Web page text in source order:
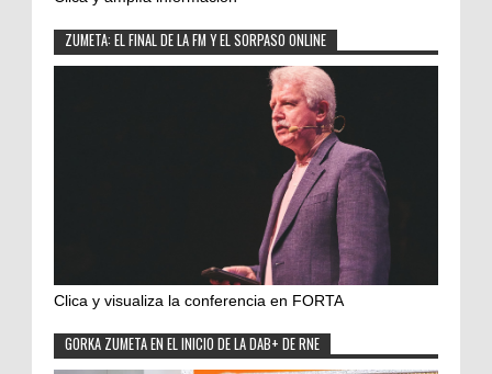
ZUMETA: EL FINAL DE LA FM Y EL SORPASO ONLINE
Clica y visualiza la conferencia en FORTA
GORKA ZUMETA EN EL INICIO DE LA DAB+ DE RNE